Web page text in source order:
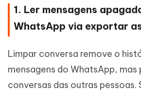
1. Ler mensagens
WhatsApp via exportar
Limpar conversa remove o
mensagens do WhatsApp, mas
conversas das outras pessoas.